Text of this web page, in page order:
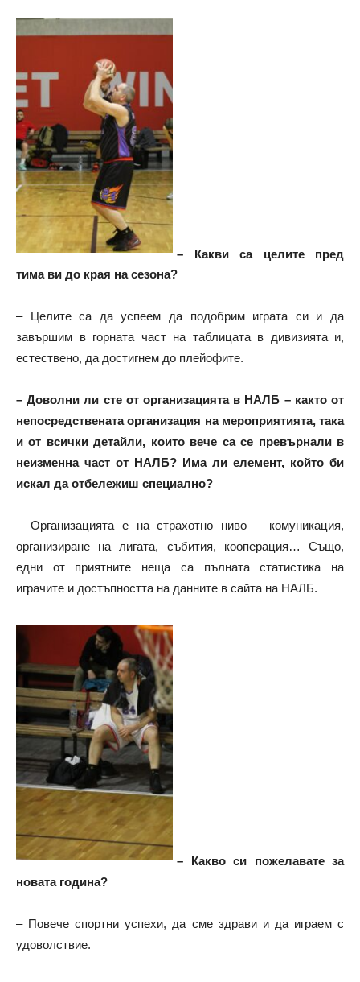
– Какви са целите пред
тима ви до края на сезона?
– Целите са да успеем да подобрим играта си и да
завършим в горната част на таблицата в дивизията и,
естествено, да достигнем до плейофите.
– Доволни ли сте от организацията в НАЛБ – както от
непосредствената организация на мероприятията, така
и от всички детайли, които вече са се превърнали в
неизменна част от НАЛБ? Има ли елемент, който би
искал да отбележиш специално?
– Организацията е на страхотно ниво – комуникация,
организиране на лигата, събития, кооперация… Също,
едни от приятните неща са пълната статистика на
играчите и достъпността на данните в сайта на НАЛБ.
– Какво си пожелавате за
новата година?
– Повече спортни успехи, да сме здрави и да играем с
удоволствие.